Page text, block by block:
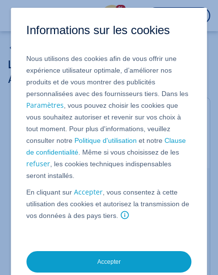
%
La page Facebook n'est pas reconnue par
Analyse de Site Web
Valable pour Analyse de Site Web IONOS
Dans cet article, nous vous expliquons quelles
conditions doivent être remplies pour que le
vérificateur de site Web reconnaisse votre page fan
sur Facebook.
Pour que Analyse de Site Web reconnaisse
correctement votre page fan Facebook, les
conditions suivantes doivent être remplies :
vers votre site Web.
Informations sur les cookies
Nous utilisons des cookies afin de vous offrir une
expérience utilisateur optimale, d’améliorer nos
produits et de vous montrer des publicités
personnalisées avec des fournisseurs tiers. Dans les
Paramètres , vous pouvez choisir les cookies que
vous souhaitez autoriser et revenir sur vos choix à
tout moment. Pour plus d'informations, veuillez
consulter notre Politique d'utilisation et notreClause
de confidentialité . Même si vous choisissez de les
refuser , les cookies techniques indispensables
seront installés.
En cliquant surAccepter , vous consentez à cette
utilisation des cookies et autorisez la transmission de
vos données à des pays tiers.
Accepter